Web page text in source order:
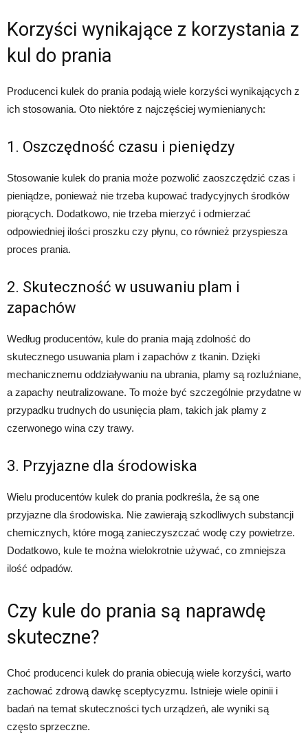
Korzyści wynikające z korzystania z
kul do prania
Producenci kulek do prania podają wiele korzyści wynikających z
ich stosowania. Oto niektóre z najczęściej wymienianych:
1. Oszczędność czasu i pieniędzy
Stosowanie kulek do prania może pozwolić zaoszczędzić czas i
pieniądze, ponieważ nie trzeba kupować tradycyjnych środków
piorących. Dodatkowo, nie trzeba mierzyć i odmierzać
odpowiedniej ilości proszku czy płynu, co również przyspiesza
proces prania.
2. Skuteczność w usuwaniu plam i
zapachów
Według producentów, kule do prania mają zdolność do
skutecznego usuwania plam i zapachów z tkanin. Dzięki
mechanicznemu oddziaływaniu na ubrania, plamy są rozluźniane,
a zapachy neutralizowane. To może być szczególnie przydatne w
przypadku trudnych do usunięcia plam, takich jak plamy z
czerwonego wina czy trawy.
3. Przyjazne dla środowiska
Wielu producentów kulek do prania podkreśla, że są one
przyjazne dla środowiska. Nie zawierają szkodliwych substancji
chemicznych, które mogą zanieczyszczać wodę czy powietrze.
Dodatkowo, kule te można wielokrotnie używać, co zmniejsza
ilość odpadów.
Czy kule do prania są naprawdę
skuteczne?
Choć producenci kulek do prania obiecują wiele korzyści, warto
zachować zdrową dawkę sceptycyzmu. Istnieje wiele opinii i
badań na temat skuteczności tych urządzeń, ale wyniki są
często sprzeczne.